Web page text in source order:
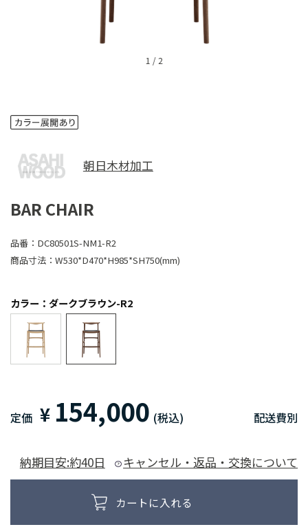
1 /2
朝日木材加工
BAR CHAIR
品番： DC80501S-NM1-R2
商品寸法： W530*D470*H985*SH750(mm)
カラー：ダークブラウン-R2
定価 ¥ 154,000 (税込) 配送費別
納期目安:約40日 キャンセル・返品・交換について